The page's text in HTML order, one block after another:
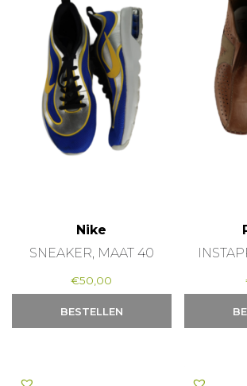
Nike
SNEAKER, MAAT 40
€50,00
BESTELLEN